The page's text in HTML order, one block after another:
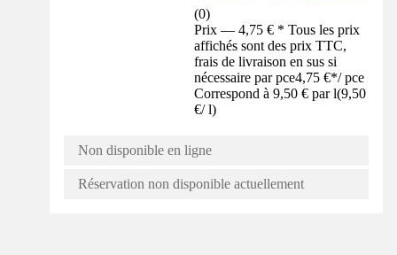
(0)
Prix — 4,75 € * Tous les prix
affichés sont des prix TTC,
frais de livraison en sus si
nécessaire par pce4,75 €*/ pce
Correspond à 9,50 € par l(9,50
€/ l)
Non disponible en ligne
Réservation non disponible actuellement